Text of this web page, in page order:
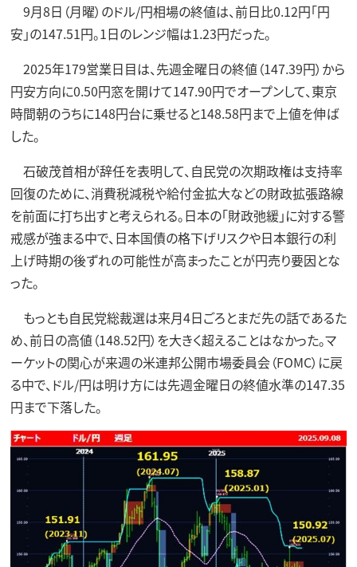
9月8日（月曜）のドル/円相場の終値は、前日比0.12円「円
安」の147.51円。1日のレンジ幅は1.23円だった。
2025年179営業日目は、先週金曜日の終値（147.39円）から
円安方向に0.50円窓を開けて147.90円でオープンして、東京
時間朝のうちに148円台に乗せると148.58円まで上値を伸ば
した。
石破茂首相が辞任を表明して、自民党の次期政権は支持率
回復のために、消費税減税や給付金拡大などの財政拡張路線
を前面に打ち出すと考えられる。日本の「財政弛緩」に対する警
戒感が強まる中で、日本国債の格下げリスクや日本銀行の利
上げ時期の後ずれの可能性が高まったことが円売り要因とな
った。
もっとも自民党総裁選は来月4日ごろとまだ先の話であるた
め、前日の高値（148.52円）を大きく超えることはなかった。マ
ーケットの関心が来週の米連邦公開市場委員会（FOMC）に戻
る中で、ドル/円は明け方には先週金曜日の終値水準の147.35
円まで下落した。